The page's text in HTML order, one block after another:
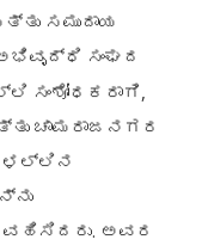
ಸಮುದಾಯ
ಸಂಘದ
ಸಂಶೋಧಕರಾಗಿ,
ಚಾಮರಾಜನಗರ
ವಹಿಸಿದರು. ಅವರ